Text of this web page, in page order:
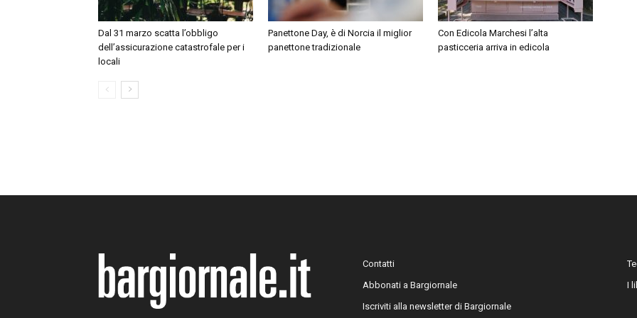
Dal 31 marzo scatta l’obbligo
dell’assicurazione catastrofale per i
locali
Panettone Day, è di Norcia il miglior
panettone tradizionale
Con Edicola Marchesi l’alta
pasticceria arriva in edicola
Contatti
Abbonati a Bargiornale
Iscriviti alla newsletter di Bargiornale
I